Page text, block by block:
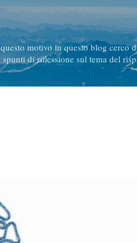
motivo in questo blog cerco
di riflessione sul tema del